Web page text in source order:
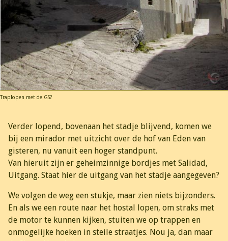
Traplopen met de GS?
Verder lopend, bovenaan het stadje blijvend, komen we
bij een mirador met uitzicht over de hof van Eden van
gisteren, nu vanuit een hoger standpunt.
Van hieruit zijn er geheimzinnige bordjes met Salidad,
Uitgang. Staat hier de uitgang van het stadje aangegeven?
We volgen de weg een stukje, maar zien niets bijzonders.
En als we een route naar het hostal lopen, om straks met
de motor te kunnen kijken, stuiten we op trappen en
onmogelijke hoeken in steile straatjes. Nou ja, dan maar